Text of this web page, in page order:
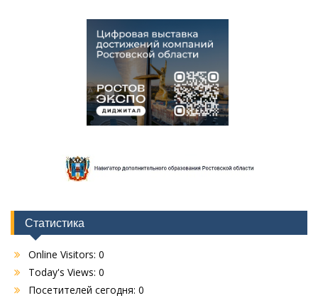
Статистика
Online Visitors: 0
Today's Views: 0
Посетителей сегодня: 0